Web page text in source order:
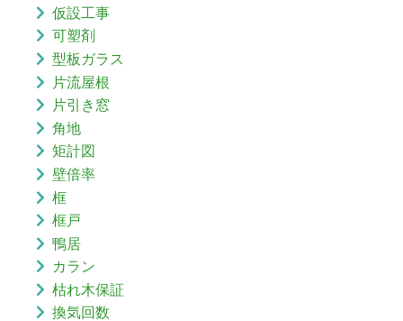
仮設工事
可塑剤
型板ガラス
片流屋根
片引き窓
角地
矩計図
壁倍率
框
框戸
鴨居
カラン
枯れ木保証
換気回数